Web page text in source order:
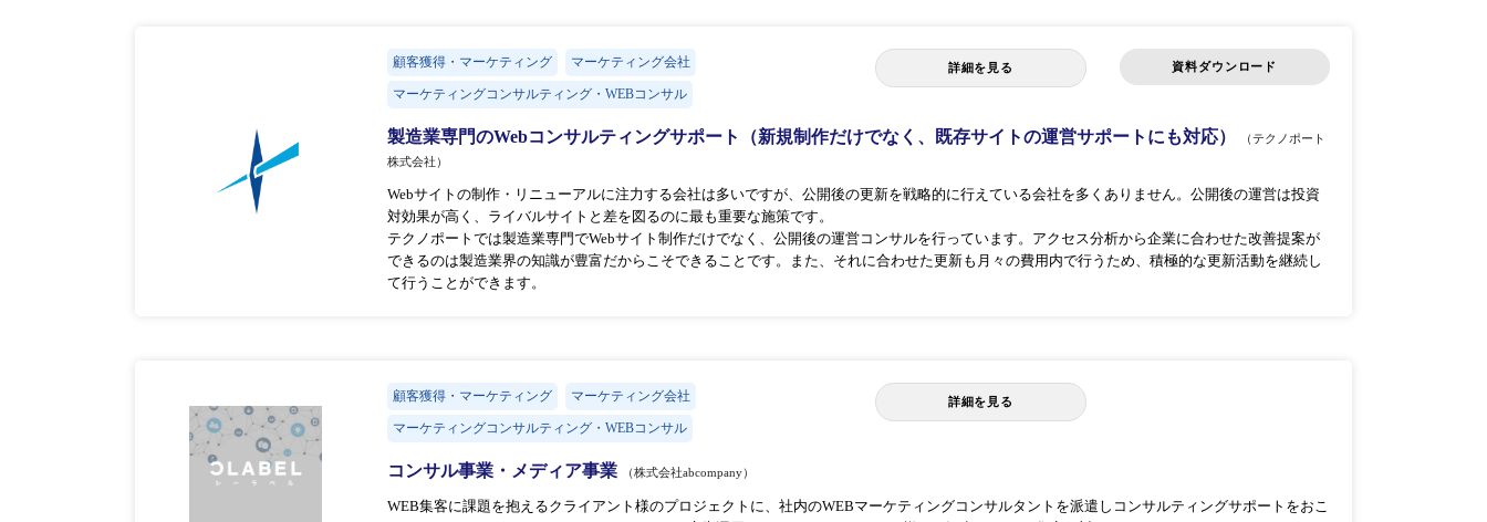
顧客獲得・マーケティング マーケティング会社
マーケティングコンサルティング・WEBコンサル
詳細を見る 資料ダウンロード
製造業専門のWebコンサルティングサポート（新規制作だけでなく、既存サイトの運営サポートにも対応）
（テクノポート
株式会社）
Webサイトの制作・リニューアルに注力する会社は多いですが、公開後の更新を戦略的に行えている会社を多くありません。公開後の運営は投資
対効果が高く、ライバルサイトと差を図るのに最も重要な施策です。
テクノポートでは製造業専門でWebサイト制作だけでなく、公開後の運営コンサルを行っています。アクセス分析から企業に合わせた改善提案が
できるのは製造業界の知識が豊富だからこそできることです。また、それに合わせた更新も月々の費用内で行うため、積極的な更新活動を継続し
て行うことができます。
顧客獲得・マーケティング マーケティング会社
マーケティングコンサルティング・WEBコンサル
詳細を見る
コンサル事業・メディア事業 （株式会社abcompany）
WEB集客に課題を抱えるクライアント様のプロジェクトに、社内のWEBマーケティングコンサルタントを派遣しコンサルティングサポートをおこ